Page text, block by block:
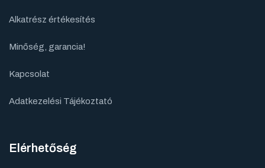
Alkatrész értékesítés
Minőség, garancia!
Kapcsolat
Adatkezelési Tájékoztató
Elérhetőség